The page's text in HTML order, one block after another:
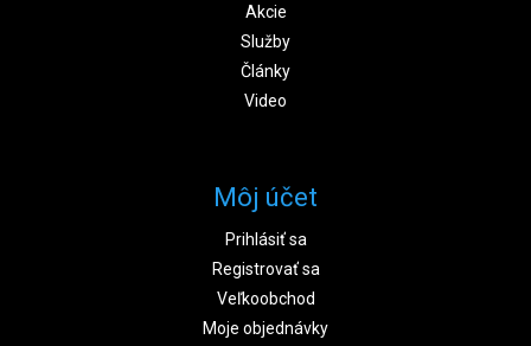
Akcie
Služby
Články
Video
Môj účet
Prihlásiť sa
Registrovať sa
Veľkoobchod
Moje objednávky